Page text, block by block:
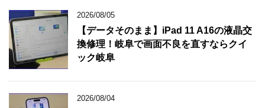
2026/08/05
【データそのまま】iPad 11 A16の液晶交
換修理！岐阜で画面不良を直すならクイ
ック岐阜
2026/08/04